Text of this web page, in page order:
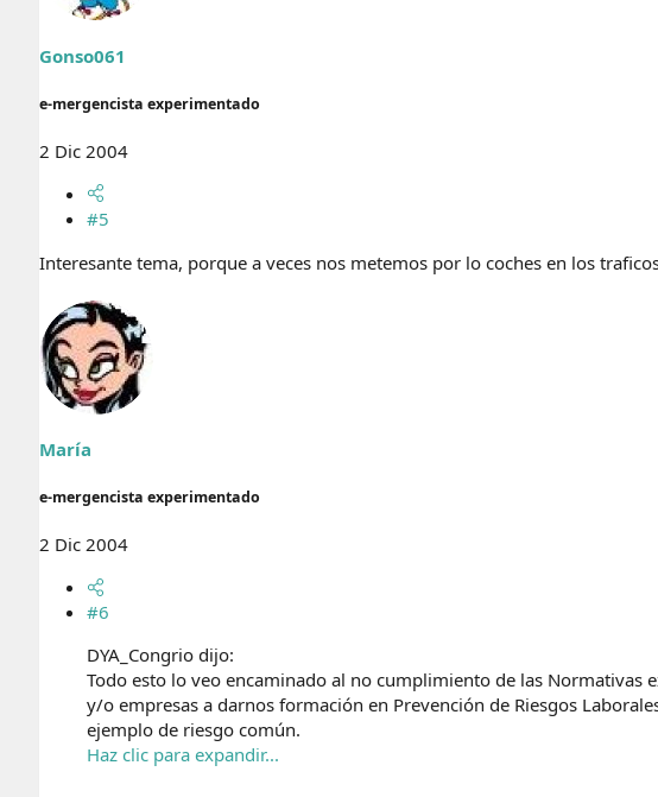
Gonso061
e-mergencista experimentado
2 Dic 2004
#5
Interesante tema, porque a veces nos metemos por lo coches en los
María
e-mergencista experimentado
2 Dic 2004
#6
DYA_Congrio dijo:
Todo esto lo veo encaminado al no cumplimiento de las Normativas
y/o empresas a darnos formación en Prevención de Riesgos
ejemplo de riesgo común.
Haz clic para expandir...